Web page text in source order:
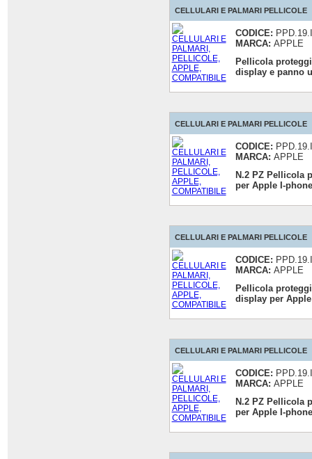
CELLULARI E PALMARI PELLICOLE
CODICE:
MARCA: APPLE
Pellicola
display e panno
CELLULARI E PALMARI PELLICOLE
CODICE:
MARCA: APPLE
N.2 PZ Pellicola
per Apple I-
CELLULARI E PALMARI PELLICOLE
CODICE:
MARCA: APPLE
Pellicola
display per
CELLULARI E PALMARI PELLICOLE
CODICE:
MARCA: APPLE
N.2 PZ Pellicola
per Apple I-